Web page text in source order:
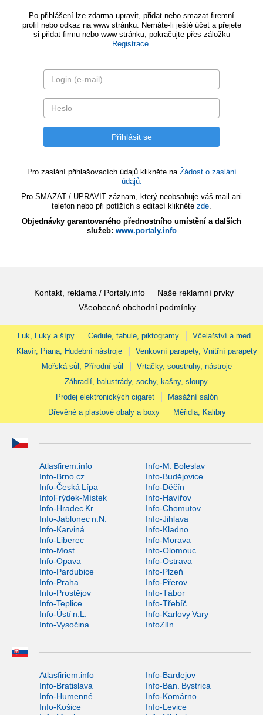
Po přihlášení lze zdarma upravit, přidat nebo smazat firemní
profil nebo odkaz na www stránku. Nemáte-li ještě účet a přejete
si přidat firmu nebo www stránku, pokračujte přes záložku
Registrace.
Pro zaslání přihlašovacích údajů klikněte na Žádost o zaslání
údajů.
Pro SMAZAT / UPRAVIT záznam, který neobsahuje váš mail ani
telefon nebo při potížích s editací klikněte zde.
Objednávky garantovaného přednostního umístění a dalších
služeb: www.portaly.info
Kontakt, reklama / Portaly.info
Naše reklamní prvky
Všeobecné obchodní podmínky
Luk, Luky a šípy Cedule, tabule, piktogramy
Včelařství a med
Klavír, Piana, Hudební nástroje
Venkovní parapety, Vnitřní parapety
Mořská sůl, Přírodní sůl
Vrtačky, soustruhy, nástroje
Zábradlí, balustrády, sochy, kašny, sloupy.
Prodej elektronických cigaret
Masážní salón
Dřevěné a plastové obaly a boxy
Měřidla, Kalibry
Atlasfirem.info
Info-M. Boleslav
Info-Brno.cz
Info-Budějovice
Info-Česká Lípa
Info-Děčín
InfoFrýdek-Místek
Info-Havířov
Info-Hradec Kr.
Info-Chomutov
Info-Jablonec n.N.
Info-Jihlava
Info-Karviná
Info-Kladno
Info-Liberec
Info-Morava
Info-Most
Info-Olomouc
Info-Opava
Info-Ostrava
Info-Pardubice
Info-Plzeň
Info-Praha
Info-Přerov
Info-Prostějov
Info-Tábor
Info-Teplice
Info-Třebíč
Info-Ústí n.L.
Info-Karlovy Vary
Info-Vysočina
InfoZlín
Atlasfiriem.info
Info-Bardejov
Info-Bratislava
Info-Ban. Bystrica
Info-Humenné
Info-Komárno
Info-Košice
Info-Levice